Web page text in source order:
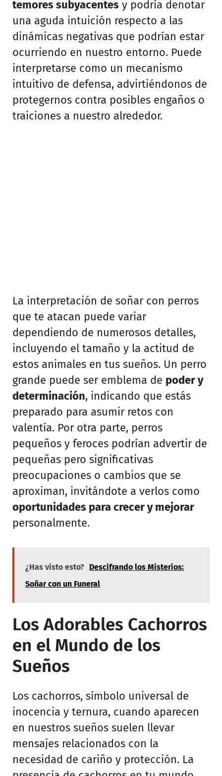
temores subyacentes y podría denotar
una aguda intuición respecto a las
dinámicas negativas que podrían estar
ocurriendo en nuestro entorno. Puede
interpretarse como un mecanismo
intuitivo de defensa, advirtiéndonos de
protegernos contra posibles engaños o
traiciones a nuestro alrededor.
La interpretación de soñar con perros
que te atacan puede variar
dependiendo de numerosos detalles,
incluyendo el tamaño y la actitud de
estos animales en tus sueños. Un perro
grande puede ser emblema de poder y
determinación, indicando que estás
preparado para asumir retos con
valentía. Por otra parte, perros
pequeños y feroces podrían advertir de
pequeñas pero significativas
preocupaciones o cambios que se
aproximan, invitándote a verlos como
oportunidades para crecer y mejorar
personalmente.
¿Has visto esto? Descifrando los Misterios:
Soñar con un Funeral
Los Adorables Cachorros
en el Mundo de los
Sueños
Los cachorros, símbolo universal de
inocencia y ternura, cuando aparecen
en nuestros sueños suelen llevar
mensajes relacionados con la
necesidad de cariño y protección. La